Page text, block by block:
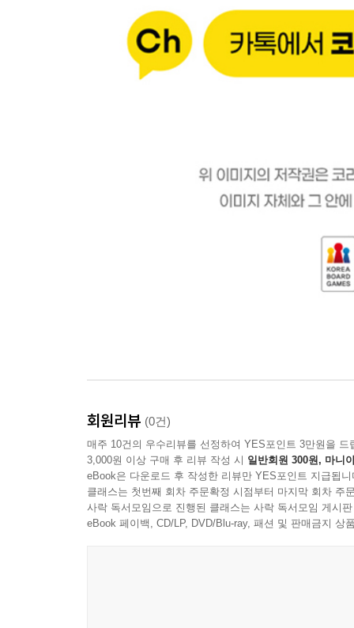
회원리뷰 (0건)
매주 10건의 우수리뷰를 선정하여 YES포인트 3만원을 드
3,000원 이상 구매 후 리뷰 작성 시 일반회원 300원, 마니
eBook은 다운로드 후 작성한 리뷰만 YES포인트 지급됩니
클래스는 첫번째 회차 주문확정 시점부터 마지막 회차 주
사락 독서모임으로 진행된 클래스는 사락 독서모임 게시
eBook 페이백, CD/LP, DVD/Blu-ray, 패션 및 판매금지 상